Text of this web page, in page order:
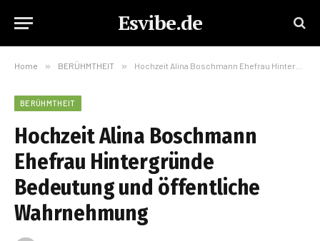
Esvibe.de
Home » BERÜHMTHEIT » Hochzeit Alina Boschmann Ehefrau Hintergründe Bedeutung und öffentliche Wahrnehmung
BERÜHMTHEIT
Hochzeit Alina Boschmann
Ehefrau Hintergründe
Bedeutung und öffentliche
Wahrnehmung